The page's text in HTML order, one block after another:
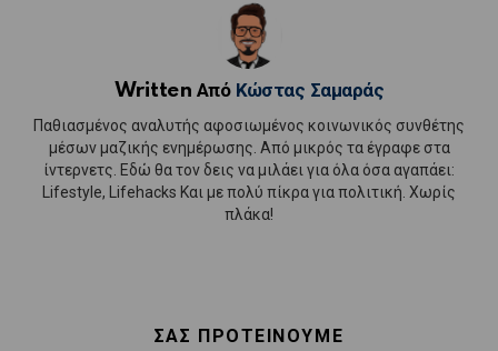
Written Από Κώστας Σαμαράς
Παθιασμένος αναλυτής αφοσιωμένος κοινωνικός συνθέτης
μέσων μαζικής ενημέρωσης. Από μικρός τα έγραφε στα
ίντερνετς. Εδώ θα τον δεις να μιλάει για όλα όσα αγαπάει:
Lifestyle, Lifehacks Και με πολύ πίκρα για πολιτική. Χωρίς
πλάκα!
ΣΑΣ ΠΡΟΤΕΙΝΟΥΜΕ